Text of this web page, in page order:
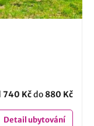
740 Kčdo 880 Kč
Detailubytování